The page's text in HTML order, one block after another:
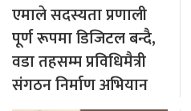
एमाले सदस्यता प्रणाली
पूर्ण रूपमा डिजिटल बन्दै,
वडा तहसम्म प्रविधिमैत्री
संगठन निर्माण अभियान